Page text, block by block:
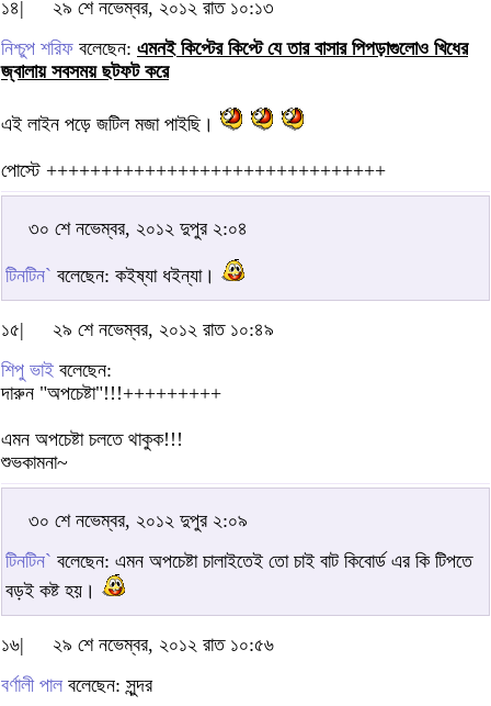
১৪|
২৯ শে নভেম্বর, ২০১২ রাত ১০:১৩
নিশ্চুপ শরিফ বলেছেন: এমনই কিপ্টের কিপ্টে যে তার বাসার পিপড়াগুলোও খিধের
জ্বালায় সবসময় ছটফট করে
এই লাইন পড়ে জটিল মজা পাইছি।
পোস্টে +++++++++++++++++++++++++++++++
৩০ শে নভেম্বর, ২০১২ দুপুর ২:০৪
টিনটিন` বলেছেন: কইষ্যা ধইন্যা।
১৫|
২৯ শে নভেম্বর, ২০১২ রাত ১০:৪৯
শিপু ভাই বলেছেন:
দারুন "অপচেষ্টা"!!!+++++++++
এমন অপচেষ্টা চলতে থাকুক!!!
শুভকামনা~
৩০ শে নভেম্বর, ২০১২ দুপুর ২:০৯
টিনটিন` বলেছেন: এমন অপচেষ্টা চালাইতেই তো চাই বাট কিবোর্ড এর কি টিপতে
বড়ই কষ্ট হয়।
১৬|
২৯ শে নভেম্বর, ২০১২ রাত ১০:৫৬
বর্ণালী পাল বলেছেন: সুন্দর